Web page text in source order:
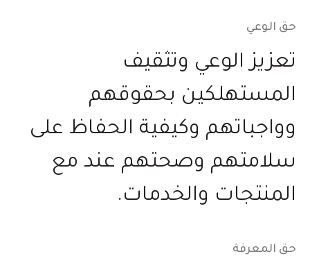
حق الوعي
تعزيز الوعي وتثقيف
المستهلكين بحقوقهم
وواجباتهم وكيفية الحفاظ على
سلامتهم وصحتهم عند مع
المنتجات والخدمات.
حق المعرفة